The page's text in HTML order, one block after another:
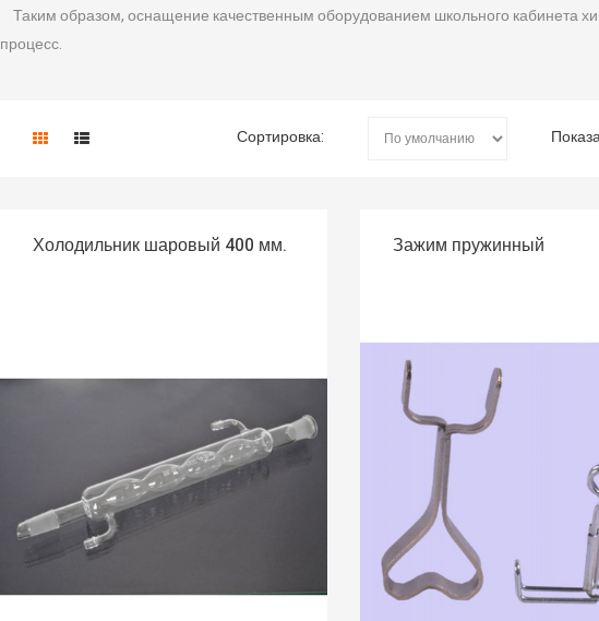
Таким образом, оснащение качественным оборудованием школьного кабинета
процесс.
Сортировка:
Холодильник шаровый 400 мм. Зажим пружинный